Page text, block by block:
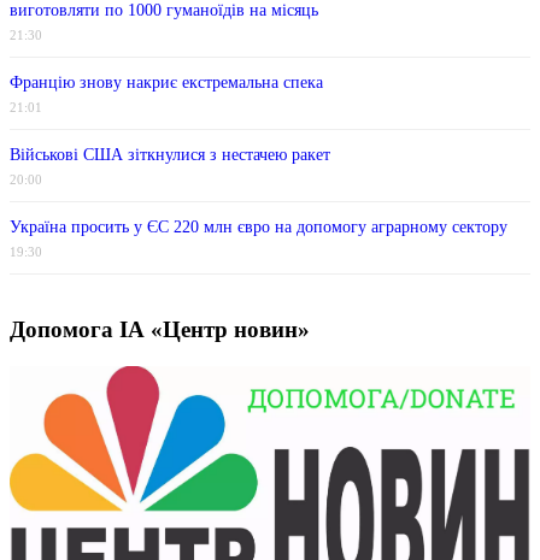
виготовляти по 1000 гуманоїдів на місяць
21:30
Францію знову накриє екстремальна спека
21:01
Військові США зіткнулися з нестачею ракет
20:00
Україна просить у ЄС 220 млн євро на допомогу аграрному сектору
19:30
Допомога ІА «Центр новин»